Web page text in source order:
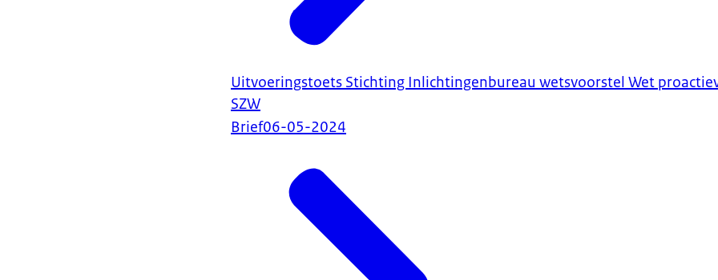
Uitvoeringstoets Stichting Inlichtingenbureau wetsvoorstel Wet
SZW
Brief06-05-2024